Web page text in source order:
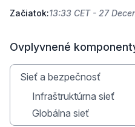
Začiatok:13:33 CET - 27
Ovplyvnené
Sieť a bezpečnosť
Infraštruktúrna sieť
Globálna sieť